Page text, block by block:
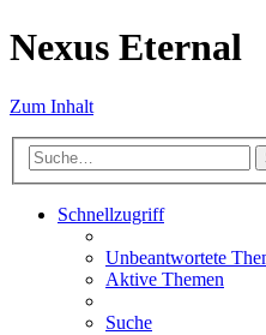
Nexus Eternal
Zum Inhalt
Schnellzugriff
Unbeantwortete
Aktive Themen
Suche